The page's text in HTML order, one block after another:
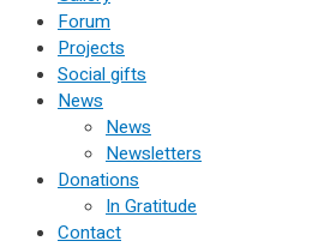
Forum
Projects
Social gifts
News
News
Newsletters
Donations
In Gratitude
Contact